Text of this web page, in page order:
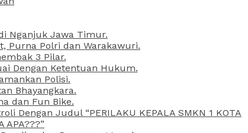
Nganjuk Jawa Timur.
Purna Polri dan Warakawuri.
3 Pilar.
Dengan Ketentuan Hukum.
Polisi.
Bhayangkara.
dan Fun Bike.
Dengan Judul “PERILAKU KEPALA SMKN 1 KOTA
APA???”